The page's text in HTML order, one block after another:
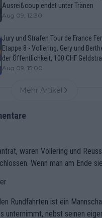
Ausreißcoup endet unter Tränen
Aug 09, 12:30
Jury und Strafen Tour de France
Etappe 8 - Vollering, Gery und
der Öffentlichkeit, 100 CHF
Aug 09, 15:00
Mehr Artikel
waren Vollering und
Wenn man am Ende
zu Niewiadoma nicht
anwachsen lassen. Ein
Sieg kosten wird.Diese
Rundfahrten ist ein
nebst seinen eigenen